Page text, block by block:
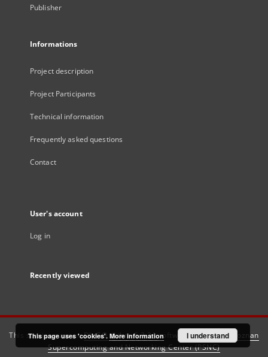
Publisher
Informations
Project description
Project Participants
Technical information
Frequently asked questions
Contact
User's account
Log in
Recently viewed
This service runs onDInGO dLibra 6.3.21software created by
Poznan
Supercomputing and Networking Center (PSNC)
This page uses 'cookies'. More information I understand